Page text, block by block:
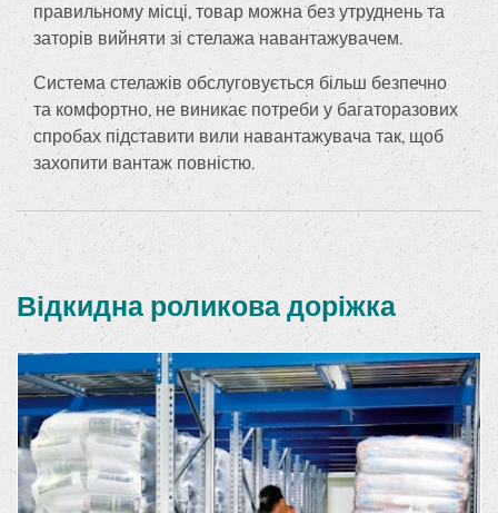
правильному місці, товар можна без утруднень та
заторів вийняти зі стелажа навантажувачем.
Система стелажів обслуговується більш безпечно
та комфортно, не виникає потреби у багаторазових
спробах підставити вили навантажувача так, щоб
захопити вантаж повністю.
Відкидна роликова доріжка